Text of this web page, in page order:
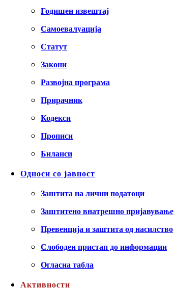
Годишен извештај
Самоевалуација
Статут
Закони
Развојна програма
Прирачник
Кодекси
Прописи
Биланси
Односи со јавност
Заштита на лични податоци
Заштитено внатрешно пријавување
Превенција и заштита од насилство
Слободен пристап до информации
Огласна табла
Активности